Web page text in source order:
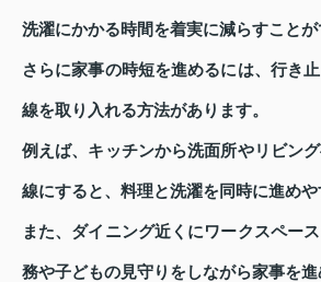
洗濯にかかる時間を着実に減らすことが
さらに家事の時短を進めるには、行き
線を取り入れる方法があります。
例えば、キッチンから洗面所やリビン
線にすると、料理と洗濯を同時に進めや
また、ダイニング近くにワークスペー
務や子どもの見守りをしながら家事を進